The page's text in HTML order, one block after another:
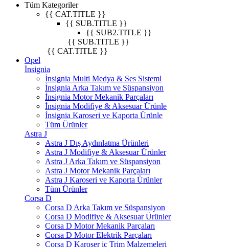
Tüm Kategoriler
{{ CAT.TITLE }}
{{ SUB.TITLE }}
{{ SUB2.TITLE }}
{{ SUB.TITLE }}
{{ CAT.TITLE }}
Opel
İnsignia
İnsignia Multi Medya & Ses Sisteml
İnsignia Arka Takım ve Süspansiyon
İnsignia Motor Mekanik Parçaları
İnsignia Modifiye & Aksesuar Ürünle
İnsignia Karoseri ve Kaporta Ürünle
Tüm Ürünler
Astra J
Astra J Dış Aydınlatma Ürünleri
Astra J Modifiye & Aksesuar Ürünler
Astra J Arka Takım ve Süspansiyon
Astra J Motor Mekanik Parçaları
Astra J Karoseri ve Kaporta Ürünler
Tüm Ürünler
Corsa D
Corsa D Arka Takım ve Süspansiyon
Corsa D Modifiye & Aksesuar Ürünler
Corsa D Motor Mekanik Parçaları
Corsa D Motor Elektrik Parçaları
Corsa D Karoser iç Trim Malzemeleri